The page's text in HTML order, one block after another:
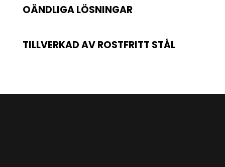
OÄNDLIGA LÖSNINGAR
TILLVERKAD AV ROSTFRITT STÅL